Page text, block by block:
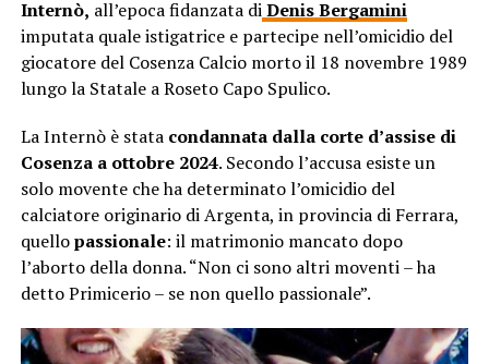
Internò, all’epoca fidanzata diDenis Bergamini
imputata quale istigatrice e partecipe nell’omicidio del
giocatore del Cosenza Calcio morto il 18 novembre 1989
lungo la Statale a Roseto Capo Spulico.
La Internò è stata condannata dalla corte d’assise di
Cosenza a ottobre 2024. Secondo l’accusa esiste un
solo movente che ha determinato l’omicidio del
calciatore originario di Argenta, in provincia di Ferrara,
quellopassionale: il matrimonio mancato dopo
l’aborto della donna. “Non ci sono altri moventi – ha
detto Primicerio – se non quello passionale”.